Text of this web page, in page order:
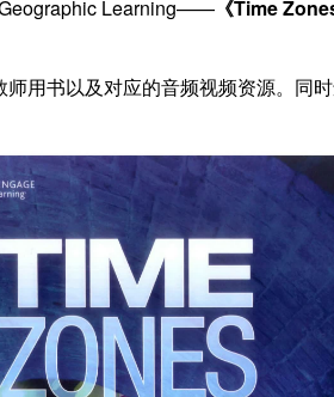
Learning—— 《Time
师用书以及对应的音频视频资源。同